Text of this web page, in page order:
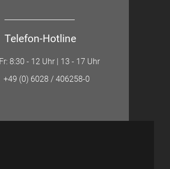
Telefon-Hotline
8:30 - 12 Uhr | 13 - 17 Uhr
+49 (0) 6028 / 406258-0